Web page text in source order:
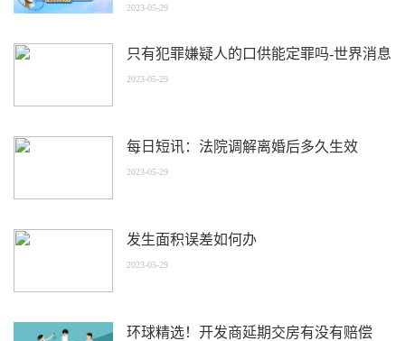
2023-05-29
只有犯罪嫌疑人的口供能定罪吗-世界消息
2023-05-29
每日短讯：法院调解离婚后多久生效
2023-05-29
发生面积误差如何办
2023-05-29
环球精选！开发商延期交房有没有赔偿